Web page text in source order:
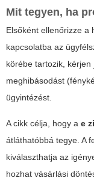
Mit tegyen, ha
Elsőként ellenőrizze a
kapcsolatba az
körébe tartozik,
meghibásodást
ügyintézést.
A cikk célja, hogy a e
átláthatóbbá tegye. A
kiválaszthatja az
hozhat vásárlási